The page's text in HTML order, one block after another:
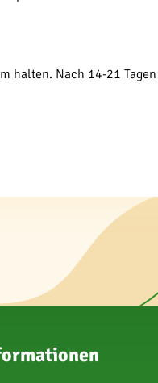
halten. Nach 14-21